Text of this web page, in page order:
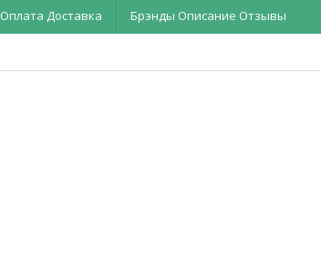
Оплата Доставка Брэнды Описание Отзывы